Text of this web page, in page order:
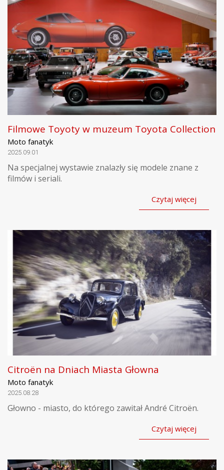
Filmowe Toyoty w muzeum Toyota Collection
Moto fanatyk
2025.09.01
Na specjalnej wystawie znalazły się modele znane z
filmów i seriali.
Czytaj więcej
Citroën na Dniach Miasta Głowna
Moto fanatyk
2025.08.28
Głowno - miasto, do którego zawitał André Citroën.
Czytaj więcej